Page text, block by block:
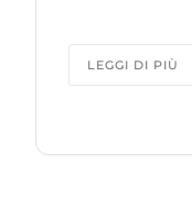
LEGGI DI PIÙ